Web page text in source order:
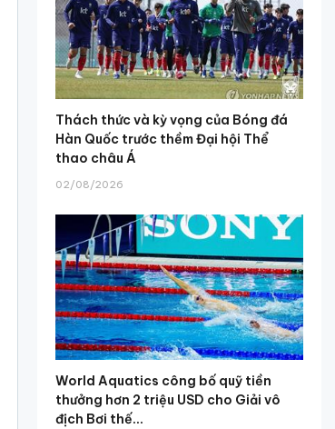
Thách thức và kỳ vọng của Bóng đá
Hàn Quốc trước thềm Đại hội Thể
thao châu Á
02/08/2026
World Aquatics công bố quỹ tiền
thưởng hơn 2 triệu USD cho Giải vô
địch Bơi thế...